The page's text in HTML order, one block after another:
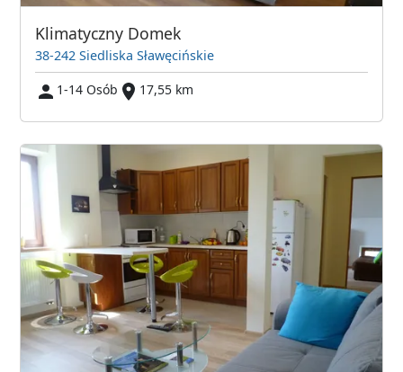
Klimatyczny Domek
38-242 Siedliska Sławęcińskie
1-14 Osób
17,55 km